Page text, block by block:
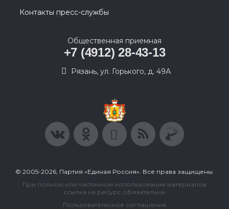
Контакты пресс-службы
Общественная приемная
+7 (4912) 28-43-13
Рязань, ул. Горького, д. 49А
© 2005-2026, Партия «Единая Россия». Все права защищены.
При полном или частичном использовании материалов
ссылка на ресурс обязательна.
Пользовательское соглашение